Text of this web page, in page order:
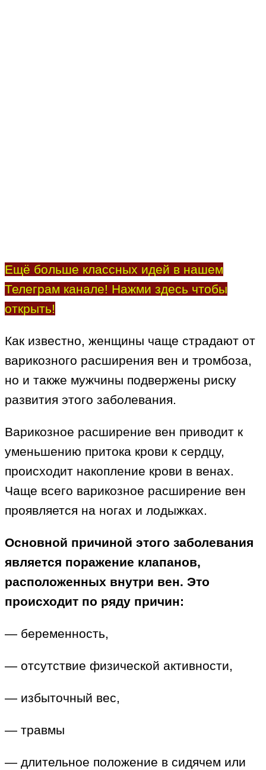
Ещё больше классных идей в нашем
Телеграм канале! Нажми здесь чтобы
открыть!
Как известно, женщины чаще страдают от
варикозного расширения вен и тромбоза,
но и также мужчины подвержены риску
развития этого заболевания.
Варикозное расширение вен приводит к
уменьшению притока крови к сердцу,
происходит накопление крови в венах.
Чаще всего варикозное расширение вен
проявляется на ногах и лодыжках.
Основной причиной этого заболевания
является поражение клапанов,
расположенных внутри вен. Это
происходит по ряду причин:
— беременность,
— отсутствие физической активности,
— избыточный вес,
— травмы
— длительное положение в сидячем или